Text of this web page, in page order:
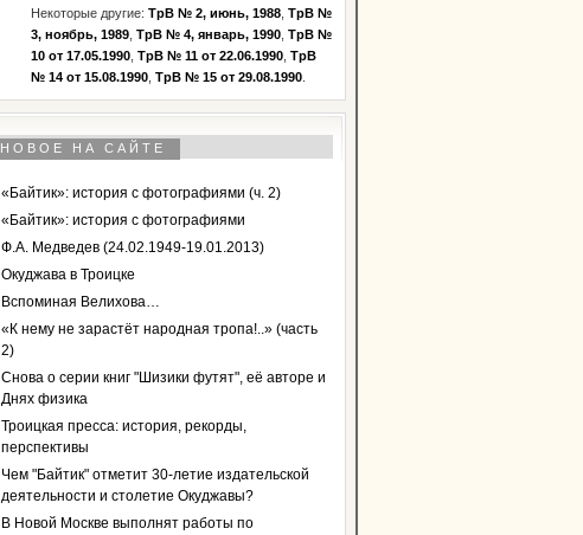
Некоторые другие: ТрВ № 2, июнь, 1988 ТрВ №
3, ноябрь, 1989 ТрВ № 4, январь, 1990 ТрВ №
10 от 17.05.1990 ТрВ № 11 от 22.06.1990 ТрВ
№ 14 от 15.08.1990 ТрВ № 15 от 29.08.1990
НОВОЕ НА САЙТЕ
«Байтик»: история с фотографиями (ч. 2)
«Байтик»: история с фотографиями
Ф.А. Медведев (24.02.1949-19.01.2013)
Окуджава в Троицке
Вспоминая Велихова…
«К нему не зарастёт народная тропа!..» (часть
2)
Снова о серии книг "Шизики футят", её авторе и
Днях физика
Троицкая пресса: история, рекорды,
перспективы
Чем "Байтик" отметит 30-летие издательской
деятельности и столетие Окуджавы?
В Новой Москве выполнят работы по